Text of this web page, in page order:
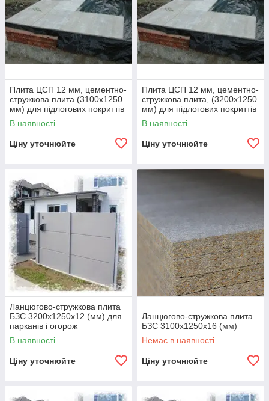
Плита ЦСП 12 мм, цементно-
стружкова плита (3100х1250
мм) для підлогових покриттів
і основ під підлоги
В наявності
Ціну уточнюйте
Плита ЦСП 12 мм, цементно-
стружкова плита, (3200х1250
мм) для підлогових покриттів
і основ під підлоги
В наявності
Ціну уточнюйте
Ланцюгово-стружкова плита
БЗС 3200х1250х12 (мм) для
парканів і огорож
В наявності
Ціну уточнюйте
Ланцюгово-стружкова плита
БЗС 3100х1250х16 (мм)
Немає в наявності
Ціну уточнюйте